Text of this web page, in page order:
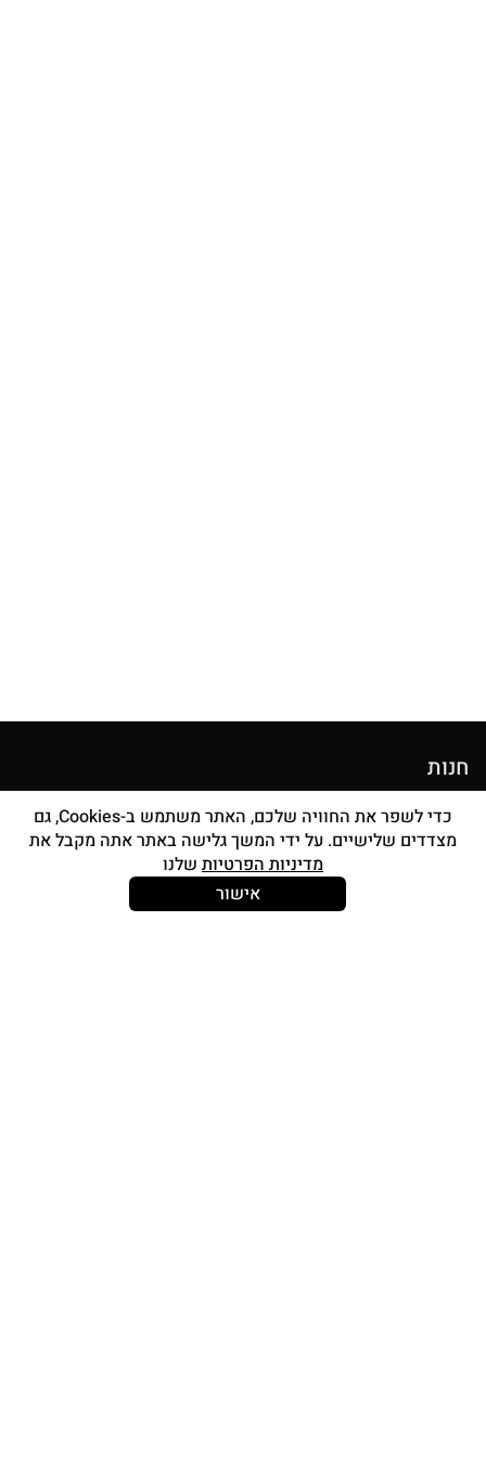
חנות
מוצרי איפור
סטים מברשות
כדי לשפר את החוויה שלכם, האתר משתמש ב-Cookies, גם
מצדדים שלישיים. על ידי המשך גלישה באתר אתה מקבל את
מדיניות הפרטיות שלנו
אישור